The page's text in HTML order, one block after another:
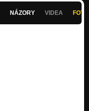
NÁZORY VIDEA